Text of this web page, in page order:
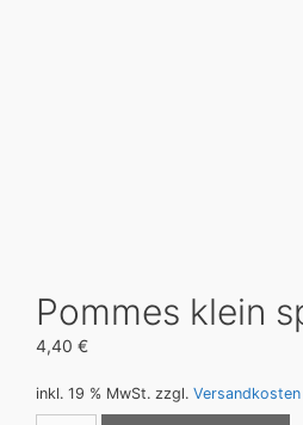
Pommes klein
4,40 €
inkl. 19 % MwSt. zzgl. Versandkosten